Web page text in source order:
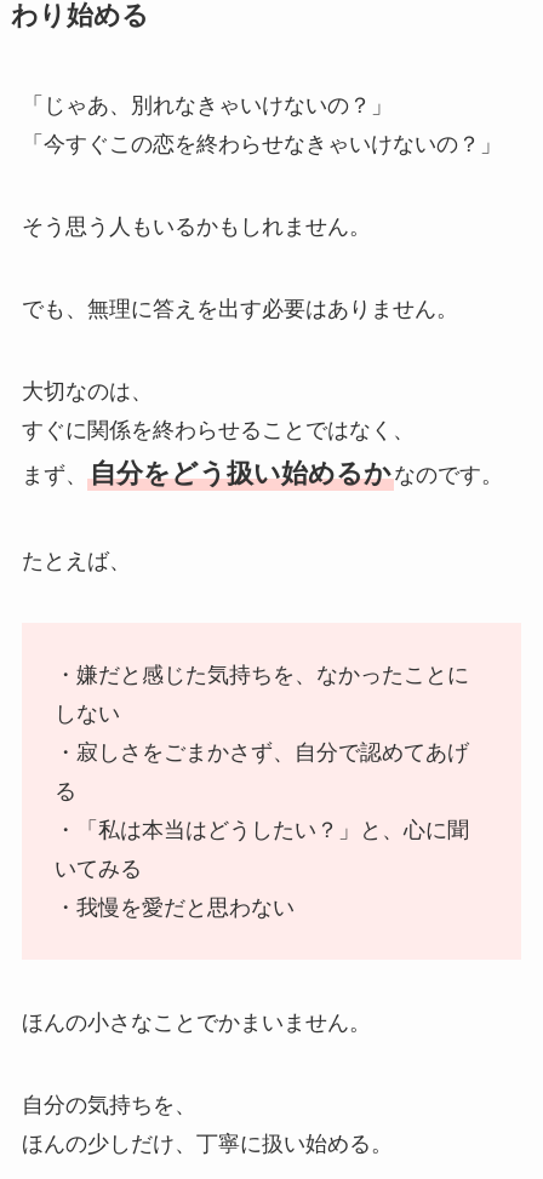
わり始める
「じゃあ、別れなきゃいけないの？」
「今すぐこの恋を終わらせなきゃいけないの？」
そう思う人もいるかもしれません。
でも、無理に答えを出す必要はありません。
大切なのは、
すぐに関係を終わらせることではなく、
まず、 自分をどう扱い始めるかなのです。
たとえば、
・嫌だと感じた気持ちを、なかったことに
しない
・寂しさをごまかさず、自分で認めてあげ
る
・「私は本当はどうしたい？」と、心に聞
いてみる
・我慢を愛だと思わない
ほんの小さなことでかまいません。
自分の気持ちを、
ほんの少しだけ、丁寧に扱い始める。